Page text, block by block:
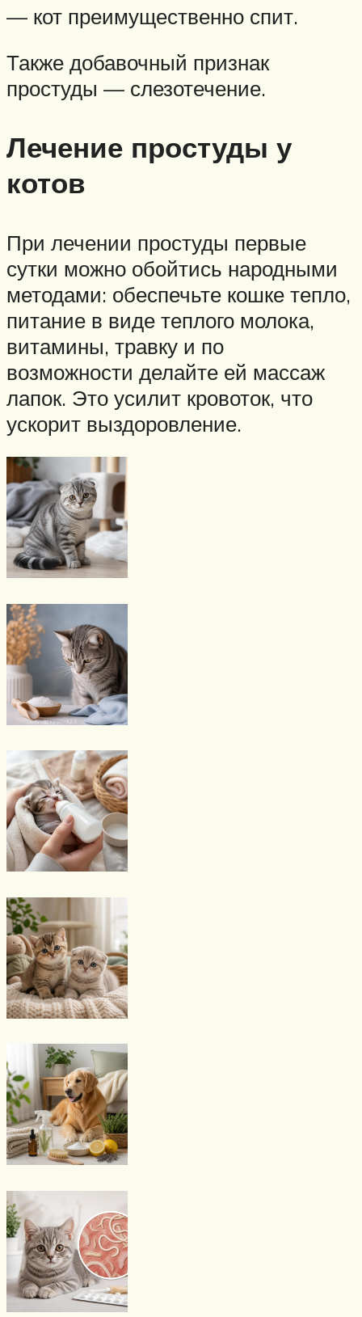
— кот преимущественно спит.
Также добавочный признак
простуды — слезотечение.
Лечение простуды у
котов
При лечении простуды первые
сутки можно обойтись народными
методами: обеспечьте кошке тепло,
питание в виде теплого молока,
витамины, травку и по
возможности делайте ей массаж
лапок. Это усилит кровоток, что
ускорит выздоровление.